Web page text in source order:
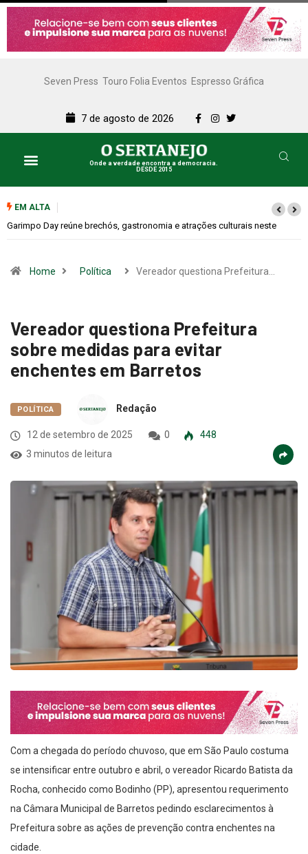
Seven Press Touro Folia Eventos Espresso Gráfica
7 de agosto de 2026
Onde a verdade encontra a democracia.
DESDE 2015
EM ALTA
Bugonia transforma paranoia e conspiração em um suspense
Home Política Vereador questiona Prefeitura…
Vereador questiona Prefeitura
sobre medidas para evitar
enchentes em Barretos
POLÍTICA Redação
12 de setembro de 2025 0
448
3 minutos de leitura
Com a chegada do período chuvoso, que em São Paulo costuma
se intensificar entre outubro e abril, o vereador Ricardo Batista da
Rocha, conhecido como Bodinho (PP), apresentou requerimento
na Câmara Municipal de Barretos pedindo esclarecimentos à
Prefeitura sobre as ações de prevenção contra enchentes na
cidade.